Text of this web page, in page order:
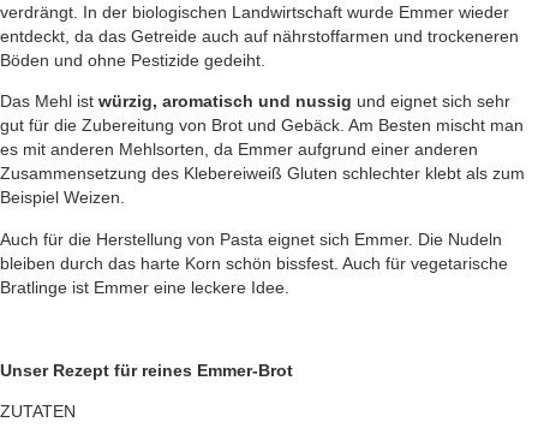
verdrängt. In der biologischen Landwirtschaft wurde Emmer wieder
entdeckt, da das Getreide auch auf nährstoffarmen und trockeneren
Böden und ohne Pestizide gedeiht.
Das Mehl ist würzig, aromatisch und nussig und eignet sich sehr
gut für die Zubereitung von Brot und Gebäck. Am Besten mischt man
es mit anderen Mehlsorten, da Emmer aufgrund einer anderen
Zusammensetzung des Klebereiweiß Gluten schlechter klebt als zum
Beispiel Weizen.
Auch für die Herstellung von Pasta eignet sich Emmer. Die Nudeln
bleiben durch das harte Korn schön bissfest. Auch für vegetarische
Bratlinge ist Emmer eine leckere Idee.
Unser Rezept für reines Emmer-Brot
ZUTATEN